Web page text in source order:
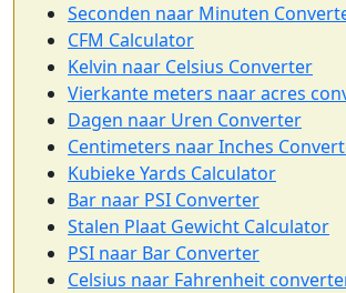
Seconden naar Minuten
CFM Calculator
Kelvin naar Celsius Converter
Vierkante meters naar acres
Dagen naar Uren Converter
Centimeters naar Inches
Kubieke Yards Calculator
Bar naar PSI Converter
Stalen Plaat Gewicht Calculator
PSI naar Bar Converter
Celsius naar Fahrenheit